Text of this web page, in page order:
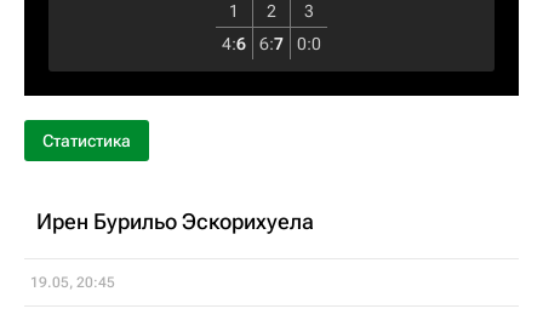
1 2
3
4:6 6:7 0:0
Статистика
Ирен Бурильо Эскорихуела
19.05, 20:45